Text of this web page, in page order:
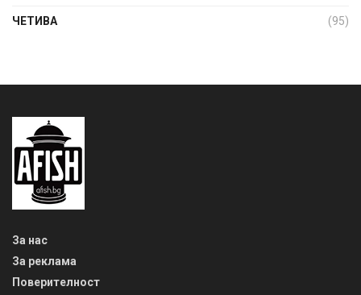
ЧЕТИВА (95)
За нас
За реклама
Поверителност